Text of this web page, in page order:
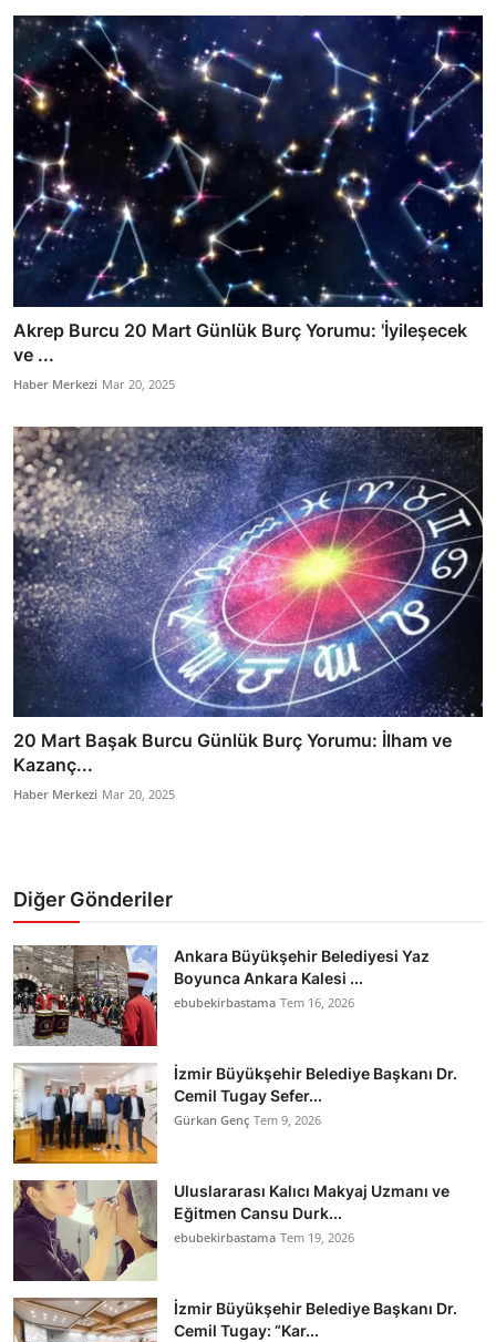
Akrep Burcu 20 Mart Günlük Burç Yorumu: 'İyileşecek
ve ...
Haber Merkezi Mar 20, 2025
20 Mart Başak Burcu Günlük Burç Yorumu: İlham ve
Kazanç...
Haber Merkezi Mar 20, 2025
Diğer Gönderiler
Ankara Büyükşehir Belediyesi Yaz
Boyunca Ankara Kalesi ...
ebubekirbastama Tem 16, 2026
İzmir Büyükşehir Belediye Başkanı Dr.
Cemil Tugay Sefer...
Gürkan Genç Tem 9, 2026
Uluslararası Kalıcı Makyaj Uzmanı ve
Eğitmen Cansu Durk...
ebubekirbastama Tem 19, 2026
İzmir Büyükşehir Belediye Başkanı Dr.
Cemil Tugay: “Kar...